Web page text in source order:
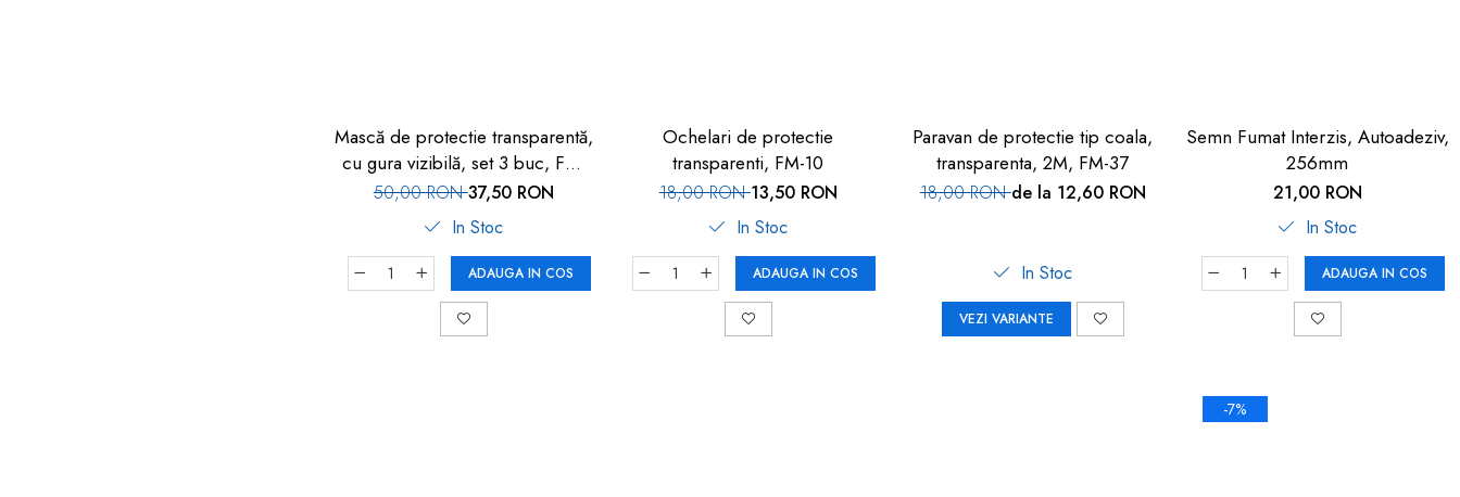
Mască de protectie transparentă,
cu gura vizibilă, set 3 buc, FM-
111
50,00 RON37,50 RON
In Stoc
ADAUGA IN COS
Ochelari de protectie
transparenti, FM-10
18,00 RON13,50 RON
In Stoc
ADAUGA IN COS
Paravan de protectie tip coala,
transparenta, 2M, FM-37
18,00 RONde la 12,60 RON
In Stoc
VEZI VARIANTE
Semn Fumat Interzis, Autoadeziv,
256mm
21,00 RON
In Stoc
ADAUGA IN COS
-7%